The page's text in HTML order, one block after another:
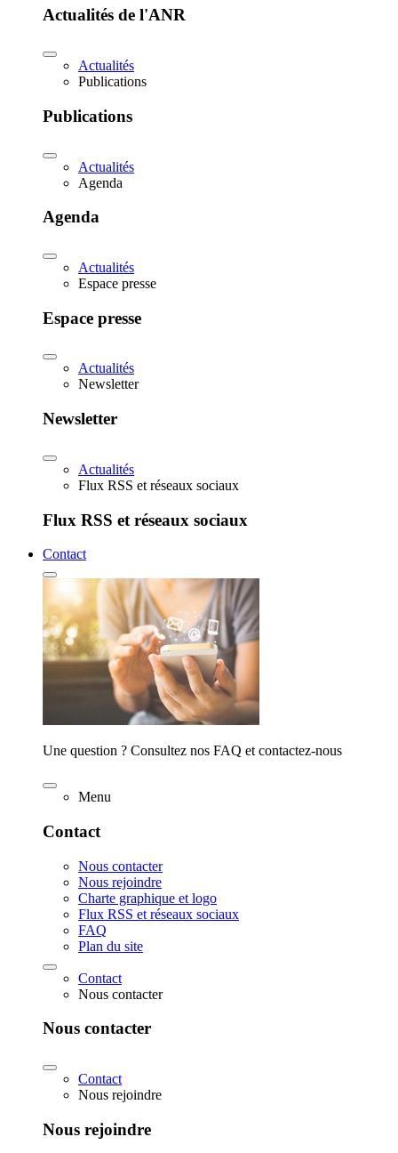
Actualités de l'ANR
Actualités
Publications
Publications
Actualités
Agenda
Agenda
Actualités
Espace presse
Espace presse
Actualités
Newsletter
Newsletter
Actualités
Flux RSS et réseaux sociaux
Flux RSS et réseaux sociaux
Contact
Une question ? Consultez nos FAQ et contactez-nous
Menu
Contact
Nous contacter
Nous rejoindre
Charte graphique et logo
Flux RSS et réseaux sociaux
FAQ
Plan du site
Contact
Nous contacter
Nous contacter
Contact
Nous rejoindre
Nous rejoindre